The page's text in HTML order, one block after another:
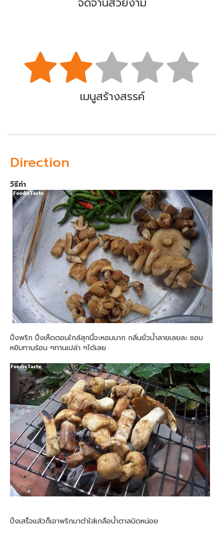
จัดจานสวยงาม
เมนูสร้างสรรค์
Direction
วิธีทำ
ปิ้งพริก ปิ้งเห็ดตอนใกล้สุกนี้จะหอมมาก กลิ่นยั่วน้ำลายเลยละ ชอบ
หยิบทานร้อน ๆทานเปล่า ๆได้เลย
ปิ้งเสร็จแล้วก็เอาพริกมาตำใส่เกลือน้ำตาลนิดหน่อย